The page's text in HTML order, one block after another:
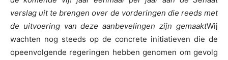
verslag uit te brengen over de vorderingen die reeds met
de uitvoering van deze aanbevelingen zijn gemaaktWij
wachten nog steeds op de concrete initiatieven die de
opeenvolgende regeringen hebben genomen om gevolg